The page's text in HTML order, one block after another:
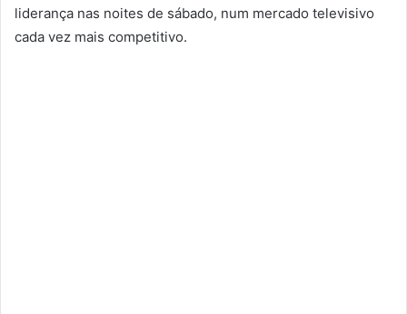
liderança nas noites de sábado, num mercado televisivo
cada vez mais competitivo.